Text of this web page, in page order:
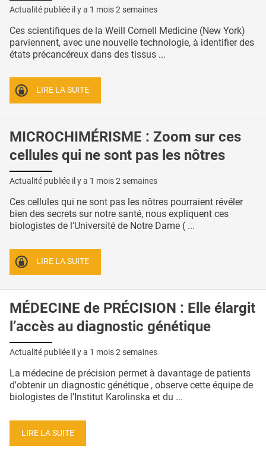
Actualité publiée il y a 1 mois 2 semaines
Ces scientifiques de la Weill Cornell Medicine (New York)
parviennent, avec une nouvelle technologie, à identifier des
états précancéreux dans des tissus ...
LIRE LA SUITE
MICROCHIMÉRISME : Zoom sur ces
cellules qui ne sont pas les nôtres
Actualité publiée il y a 1 mois 2 semaines
Ces cellules qui ne sont pas les nôtres pourraient révéler
bien des secrets sur notre santé, nous expliquent ces
biologistes de l’Université de Notre Dame ( ...
LIRE LA SUITE
MÉDECINE de PRÉCISION : Elle élargit
l’accès au diagnostic génétique
Actualité publiée il y a 1 mois 2 semaines
La médecine de précision permet à davantage de patients
d'obtenir un diagnostic génétique , observe cette équipe de
biologistes de l’Institut Karolinska et du ...
LIRE LA SUITE